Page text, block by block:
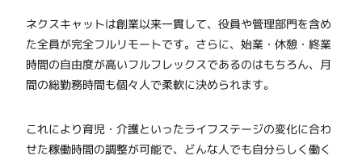
ネクスキャットは創業以来一貫して、役員や管理部門を含め
た全員が完全フルリモートです。さらに、始業・休憩・終業
時間の自由度が高いフルフレックスであるのはもちろん、月
間の総勤務時間も個々人で柔軟に決められます。
これにより育児・介護といったライフステージの変化に合わ
せた稼働時間の調整が可能で、どんな人でも自分らしく働く